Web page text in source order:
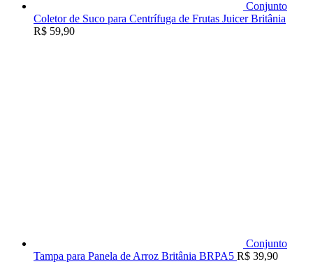
Conjunto
Coletor de Suco para Centrífuga de Frutas Juicer Britânia
R$ 59,90
Conjunto
Tampa para Panela de Arroz Britânia BRPA5 R$ 39,90